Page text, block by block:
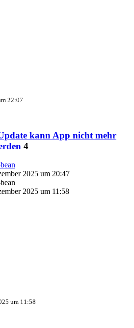
22:07
kann App nicht mehr
4
2025 um 20:47
2025 um 11:58
um 11:58